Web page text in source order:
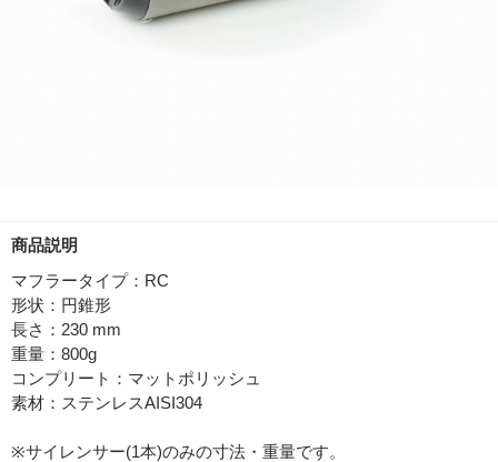
商品説明
マフラータイプ：RC
形状：円錐形
長さ：230 mm
重量：800g
コンプリート：マットポリッシュ
素材：ステンレスAISI304
※サイレンサー(1本)のみの寸法・重量です。